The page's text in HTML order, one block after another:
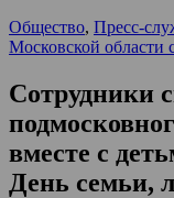
Общество, Пресс-
Московской области
Сотрудники
вместе с
День семьи,